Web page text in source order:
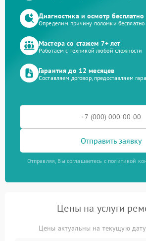
Диагностика и осмотр бесплатно
Определим причину поломки бесплатно
Мастера со стажем 7+ лет
Работаем с техникой любой сложности
Гарантия до 12 месяцев
Составляем договор, предоставляем
Отправить заявку
Отправляя, Вы соглашаетесь с политикой
Цены на услуги
Цены актуальны на текущую